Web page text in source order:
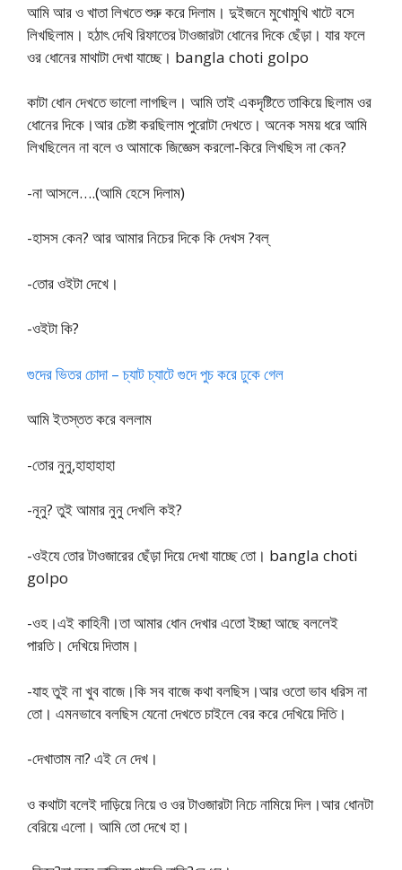
আমি আর ও খাতা লিখতে শুরু করে দিলাম। দুইজনে মুখোমুখি খাটে বসে
লিখছিলাম। হঠাৎ দেখি রিফাতের টাওজারটা ধোনের দিকে ছেঁড়া। যার ফলে
ওর ধোনের মাথাটা দেখা যাচ্ছে। bangla choti golpo
কাটা ধোন দেখতে ভালো লাগছিল। আমি তাই একদৃষ্টিতে তাকিয়ে ছিলাম ওর
ধোনের দিকে।আর চেষ্টা করছিলাম পুরোটা দেখতে। অনেক সময় ধরে আমি
লিখছিলেন না বলে ও আমাকে জিজ্ঞেস করলো-কিরে লিখছিস না কেন?
-না আসলে….(আমি হেসে দিলাম)
-হাসস কেন? আর আমার নিচের দিকে কি দেখস ?বল্
-তোর ওইটা দেখে।
-ওইটা কি?
গুদের ভিতর চোদা – চ্যাট চ্যাটে গুদে পুচ করে ঢুকে গেল
আমি ইতস্তত করে বললাম
-তোর নুনু,হাহাহাহা
-নূনু? তুই আমার নুনু দেখলি কই?
-ওইযে তোর টাওজারের ছেঁড়া দিয়ে দেখা যাচ্ছে তো। bangla choti
golpo
-ওহ।এই কাহিনী।তা আমার ধোন দেখার এতো ইচ্ছা আছে বললেই
পারতি। দেখিয়ে দিতাম।
-যাহ তুই না খুব বাজে।কি সব বাজে কথা বলছিস।আর ওতো ভাব ধরিস না
তো। এমনভাবে বলছিস যেনো দেখতে চাইলে বের করে দেখিয়ে দিতি।
-দেখাতাম না? এই নে দেখ।
ও কথাটা বলেই দাড়িয়ে নিয়ে ও ওর টাওজারটা নিচে নামিয়ে দিল।আর ধোনটা
বেরিয়ে এলো। আমি তো দেখে হা।